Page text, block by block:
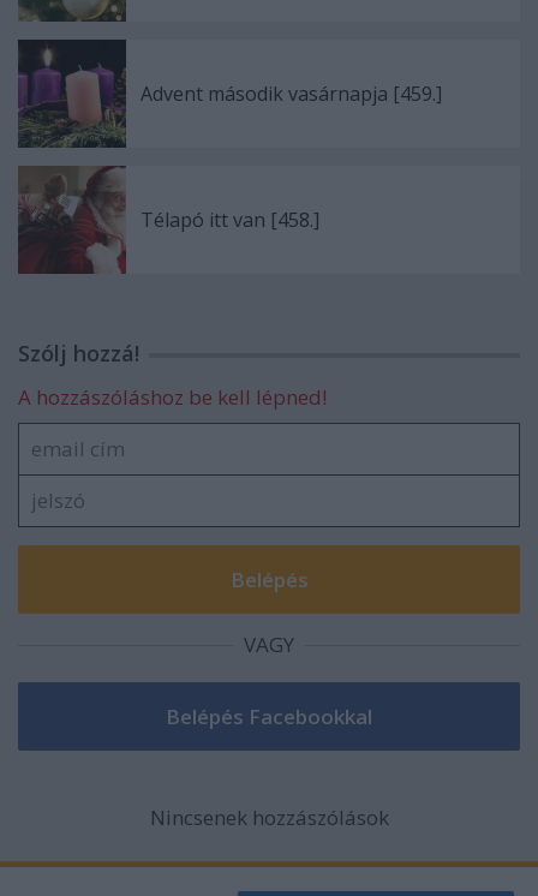
Advent második vasárnapja [459.]
Télapó itt van [458.]
Szólj hozzá!
A hozzászóláshoz be kell lépned!
VAGY
Nincsenek hozzászólások